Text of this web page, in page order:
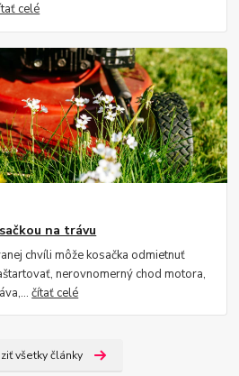
celé
na trávu
chvíli môže kosačka odmietnuť
nerovnomerný chod motora,
čítať celé
všetky články